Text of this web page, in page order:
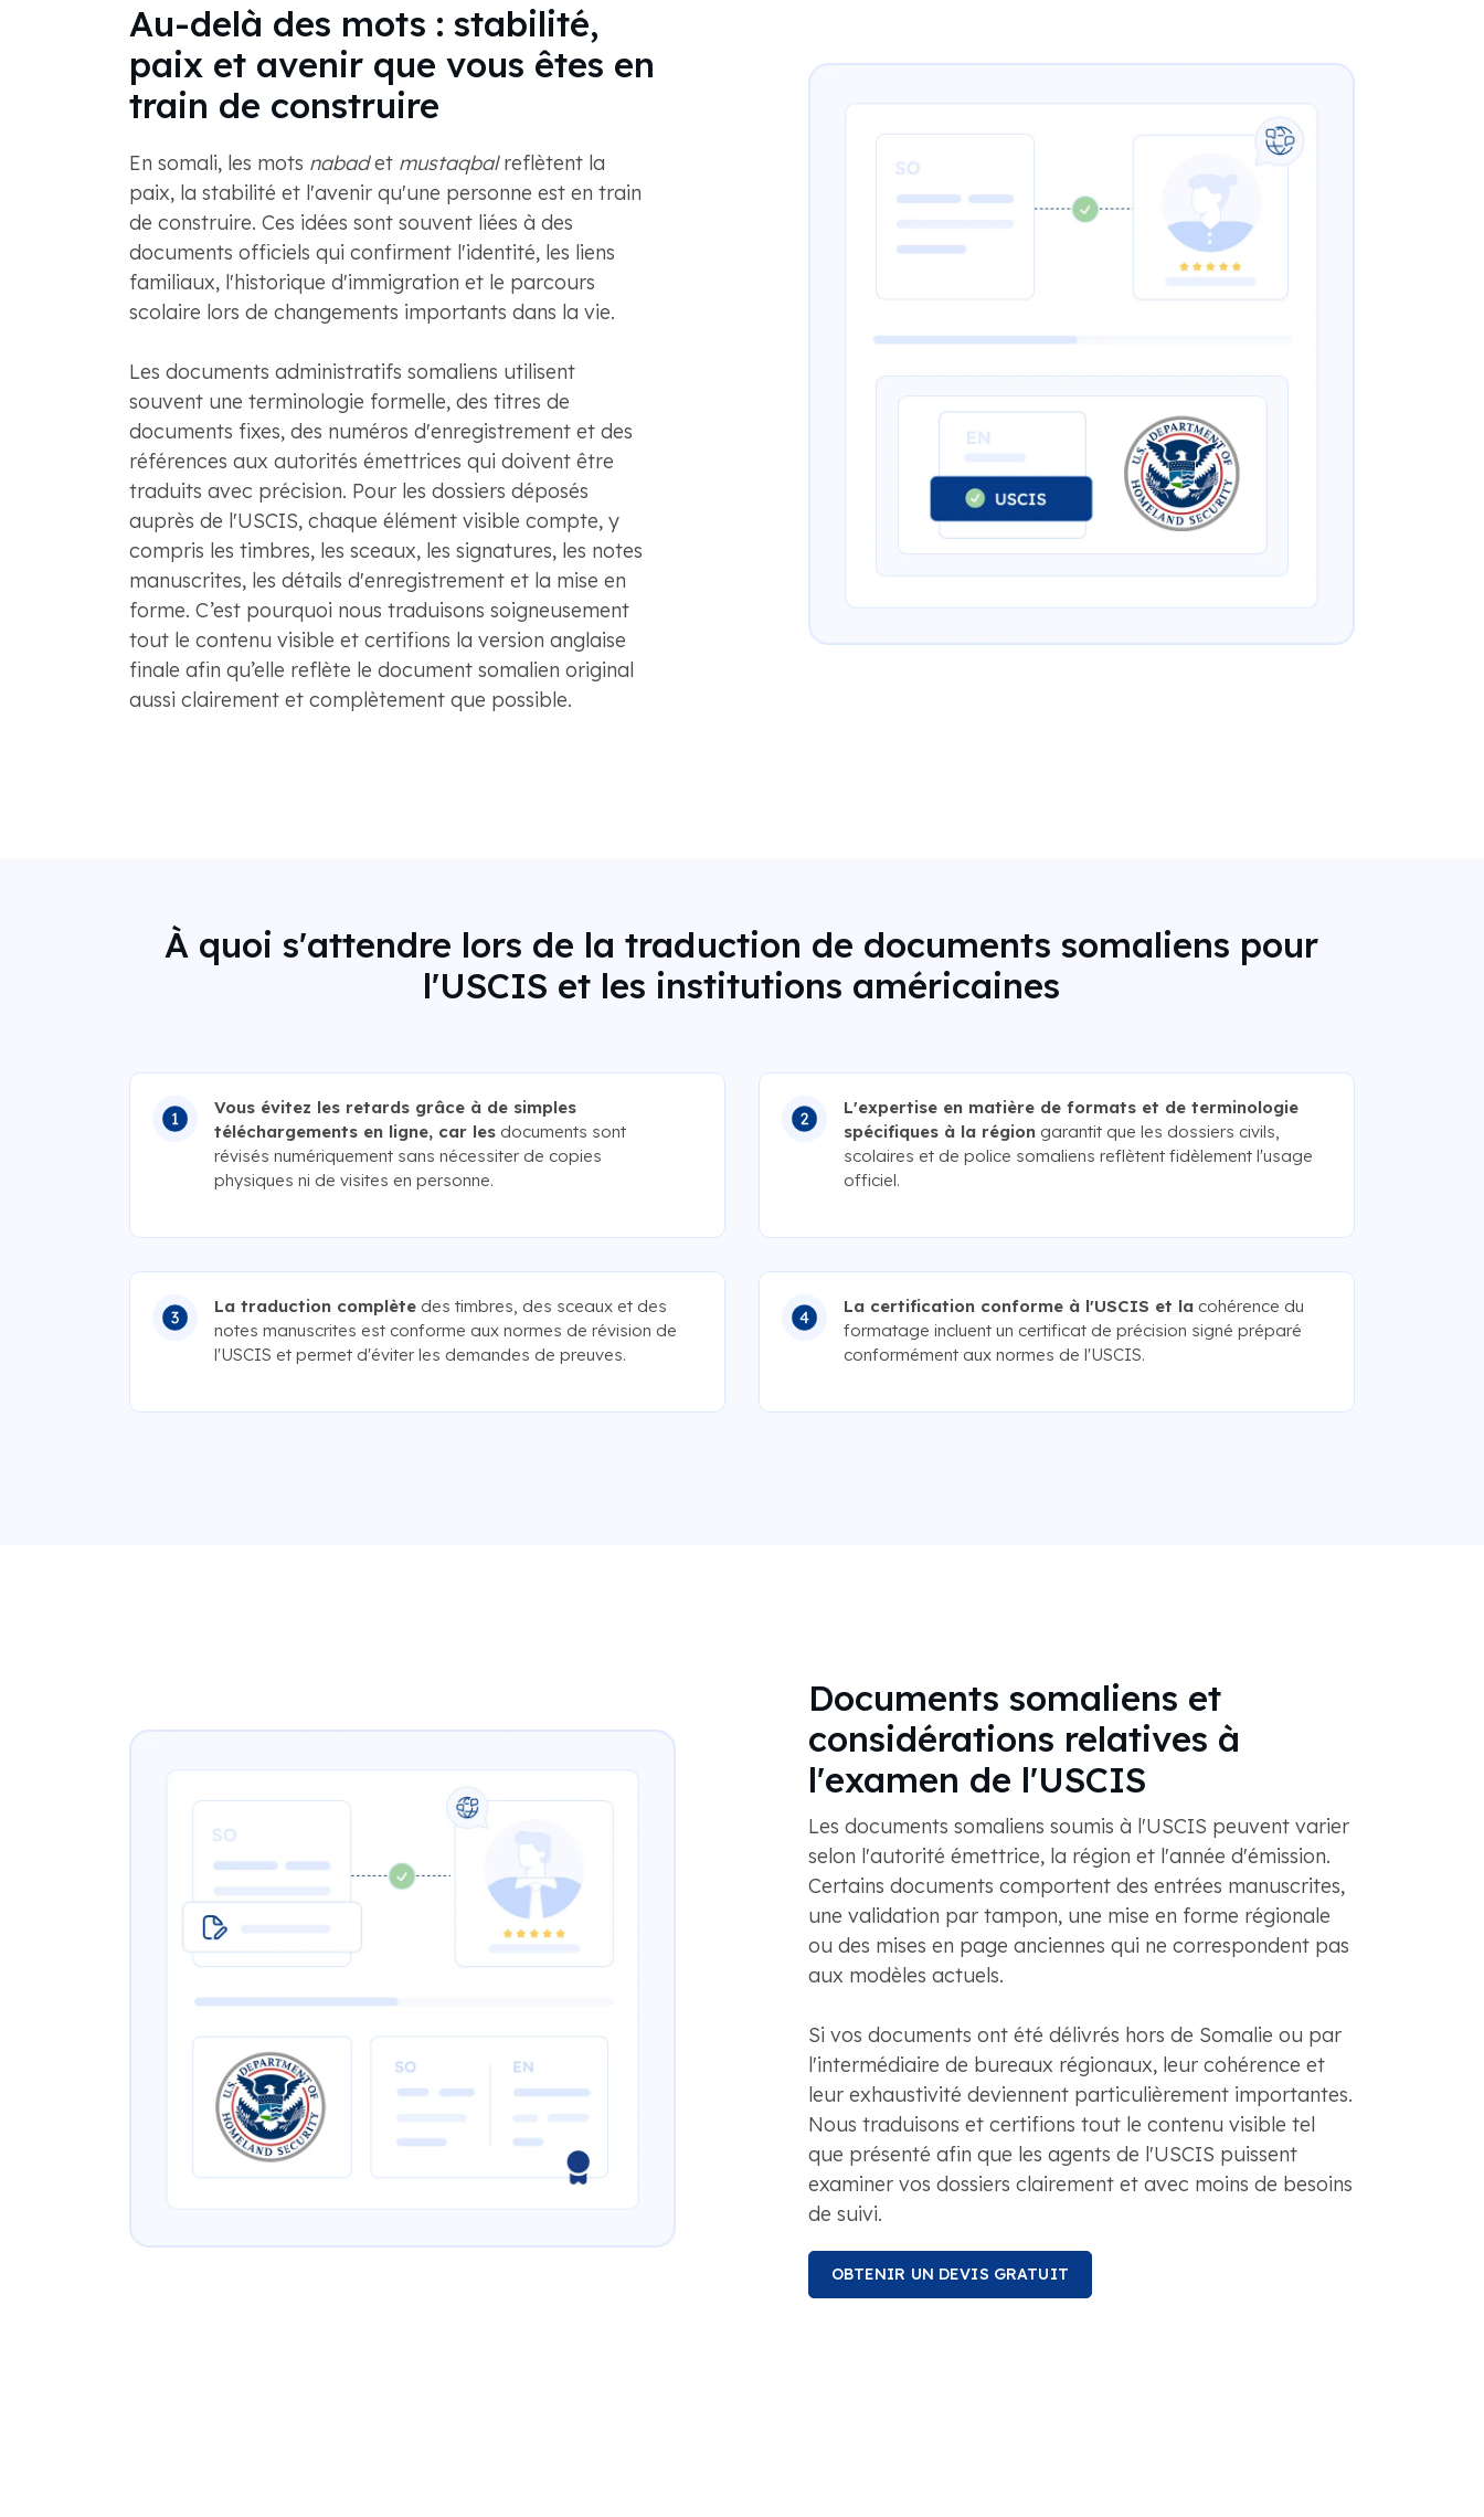
Au-delà des mots : stabilité,
paix et avenir que vous êtes en
train de construire
En somali, les mots nabadet mustaqbalreflètent la
paix, la stabilité et l'avenir qu'une personne est en train
de construire. Ces idées sont souvent liées à des
documents officiels qui confirment l'identité, les liens
familiaux, l'historique d'immigration et le parcours
scolaire lors de changements importants dans la vie.
Les documents administratifs somaliens utilisent
souvent une terminologie formelle, des titres de
documents fixes, des numéros d'enregistrement et des
références aux autorités émettrices qui doivent être
traduits avec précision. Pour les dossiers déposés
auprès de l'USCIS, chaque élément visible compte, y
compris les timbres, les sceaux, les signatures, les notes
manuscrites, les détails d'enregistrement et la mise en
forme. C’est pourquoi nous traduisons soigneusement
tout le contenu visible et certifions la version anglaise
finale afin qu’elle reflète le document somalien original
aussi clairement et complètement que possible.
À quoi s'attendre lors de la traduction de documents somaliens pour
l'USCIS et les institutions américaines
Vous évitez les retards grâce à de simples
téléchargements en ligne, car les documents sont
révisés numériquement sans nécessiter de copies
physiques ni de visites en personne.
L'expertise en matière de formats et de terminologie
spécifiques à la région garantit que les dossiers civils,
scolaires et de police somaliens reflètent fidèlement l'usage
officiel.
La traduction complète des timbres, des sceaux et des
notes manuscrites est conforme aux normes de révision de
l'USCIS et permet d'éviter les demandes de preuves.
La certification conforme à l'USCIS et la cohérence du
formatage incluent un certificat de précision signé préparé
conformément aux normes de l'USCIS.
Documents somaliens et
considérations relatives à
l'examen de l'USCIS
Les documents somaliens soumis à l'USCIS peuvent varier
selon l'autorité émettrice, la région et l'année d'émission.
Certains documents comportent des entrées manuscrites,
une validation par tampon, une mise en forme régionale
ou des mises en page anciennes qui ne correspondent pas
aux modèles actuels.
Si vos documents ont été délivrés hors de Somalie ou par
l'intermédiaire de bureaux régionaux, leur cohérence et
leur exhaustivité deviennent particulièrement importantes.
Nous traduisons et certifions tout le contenu visible tel
que présenté afin que les agents de l'USCIS puissent
examiner vos dossiers clairement et avec moins de besoins
de suivi.
OBTENIR UN DEVIS GRATUIT